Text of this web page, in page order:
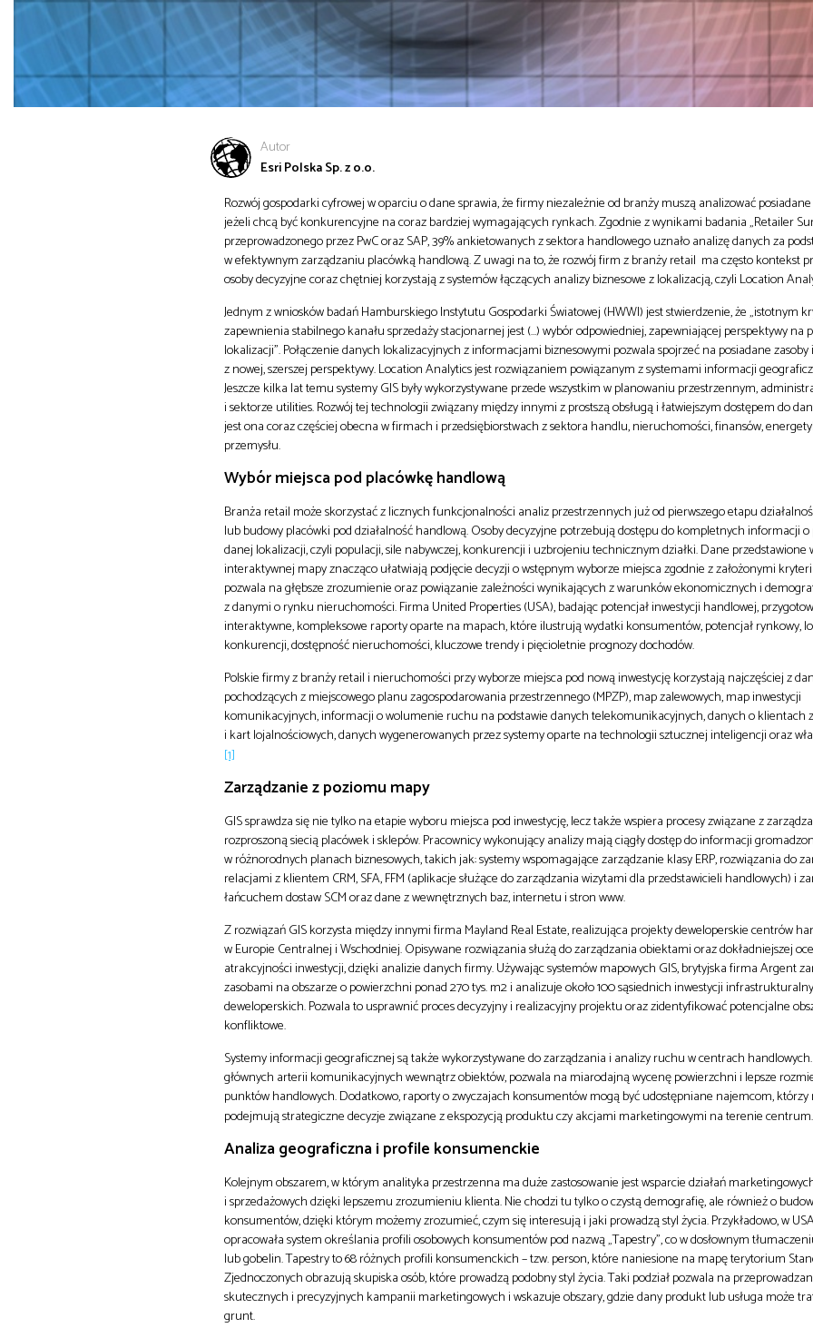
Autor
Esri Polska Sp. z o.o.
Rozwój gospodarki cyfrowej w oparciu o dane sprawia, że firmy niezależnie od branży muszą analizować
jeżeli chcą być konkurencyjne na coraz bardziej wymagających rynkach. Zgodnie z wynikami badania „Retailer
przeprowadzonego przez PwC oraz SAP, 39% ankietowanych z sektora handlowego uznało analizę danych za
w efektywnym zarządzaniu placówką handlową. Z uwagi na to, że rozwój firm z branży retail ma często kontekst
osoby decyzyjne coraz chętniej korzystają z systemów łączących analizy biznesowe z lokalizacją, czyli Location
Jednym z wniosków badań Hamburskiego Instytutu Gospodarki Światowej (HWWI) jest stwierdzenie, że „istotnym
zapewnienia stabilnego kanału sprzedaży stacjonarnej jest (…) wybór odpowiedniej, zapewniającej perspektywy na
lokalizacji”. Połączenie danych lokalizacyjnych z informacjami biznesowymi pozwala spojrzeć na posiadane
z nowej, szerszej perspektywy. Location Analytics jest rozwiązaniem powiązanym z systemami informacji
Jeszcze kilka lat temu systemy GIS były wykorzystywane przede wszystkim w planowaniu przestrzennym,
i sektorze utilities. Rozwój tej technologii związany między innymi z prostszą obsługą i łatwiejszym dostępem do
jest ona coraz częściej obecna w firmach i przedsiębiorstwach z sektora handlu, nieruchomości, finansów,
przemysłu.
Wybór miejsca pod placówkę handlową
Branża retail może skorzystać z licznych funkcjonalności analiz przestrzennych już od pierwszego etapu
lub budowy placówki pod działalność handlową. Osoby decyzyjne potrzebują dostępu do kompletnych informacji
danej lokalizacji, czyli populacji, sile nabywczej, konkurencji i uzbrojeniu technicznym działki. Dane przedstawione
interaktywnej mapy znacząco ułatwiają podjęcie decyzji o wstępnym wyborze miejsca zgodnie z założonymi
pozwala na głębsze zrozumienie oraz powiązanie zależności wynikających z warunków ekonomicznych i
z danymi o rynku nieruchomości. Firma United Properties (USA), badając potencjał inwestycji handlowej,
interaktywne, kompleksowe raporty oparte na mapach, które ilustrują wydatki konsumentów, potencjał rynkowy,
konkurencji, dostępność nieruchomości, kluczowe trendy i pięcioletnie prognozy dochodów.
Polskie firmy z branży retail i nieruchomości przy wyborze miejsca pod nową inwestycję korzystają najczęściej z
pochodzących z miejscowego planu zagospodarowania przestrzennego (MPZP), map zalewowych, map inwestycji
komunikacyjnych, informacji o wolumenie ruchu na podstawie danych telekomunikacyjnych, danych o klientach
i kart lojalnościowych, danych wygenerowanych przez systemy oparte na technologii sztucznej inteligencji oraz
[1]
Zarządzanie z poziomu mapy
GIS sprawdza się nie tylko na etapie wyboru miejsca pod inwestycję, lecz także wspiera procesy związane z
rozproszoną siecią placówek i sklepów. Pracownicy wykonujący analizy mają ciągły dostęp do informacji
w różnorodnych planach biznesowych, takich jak: systemy wspomagające zarządzanie klasy ERP, rozwiązania do
relacjami z klientem CRM, SFA, FFM (aplikacje służące do zarządzania wizytami dla przedstawicieli handlowych) i
łańcuchem dostaw SCM oraz dane z wewnętrznych baz, internetu i stron www.
Z rozwiązań GIS korzysta między innymi firma Mayland Real Estate, realizująca projekty deweloperskie centrów
w Europie Centralnej i Wschodniej. Opisywane rozwiązania służą do zarządzania obiektami oraz dokładniejszej
atrakcyjności inwestycji, dzięki analizie danych firmy. Używając systemów mapowych GIS, brytyjska firma Argent
zasobami na obszarze o powierzchni ponad 270 tys. m2 i analizuje około 100 sąsiednich inwestycji
deweloperskich. Pozwala to usprawnić proces decyzyjny i realizacyjny projektu oraz zidentyfikować potencjalne
konfliktowe.
Systemy informacji geograficznej są także wykorzystywane do zarządzania i analizy ruchu w centrach
głównych arterii komunikacyjnych wewnątrz obiektów, pozwala na miarodajną wycenę powierzchni i lepsze
punktów handlowych. Dodatkowo, raporty o zwyczajach konsumentów mogą być udostępniane najemcom, którzy
podejmują strategiczne decyzje związane z ekspozycją produktu czy akcjami marketingowymi na terenie centrum.
Analiza geograficzna i profile konsumenckie
Kolejnym obszarem, w którym analityka przestrzenna ma duże zastosowanie jest wsparcie działań
i sprzedażowych dzięki lepszemu zrozumieniu klienta. Nie chodzi tu tylko o czystą demografię, ale również o
konsumentów, dzięki którym możemy zrozumieć, czym się interesują i jaki prowadzą styl życia. Przykładowo, w
opracowała system określania profili osobowych konsumentów pod nazwą „Tapestry”, co w dosłownym
lub gobelin. Tapestry to 68 różnych profili konsumenckich – tzw. person, które naniesione na mapę terytorium
Zjednoczonych obrazują skupiska osób, które prowadzą podobny styl życia. Taki podział pozwala na
skutecznych i precyzyjnych kampanii marketingowych i wskazuje obszary, gdzie dany produkt lub usługa może
grunt.